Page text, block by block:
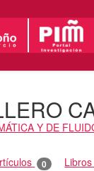
Y DE
0 Libros